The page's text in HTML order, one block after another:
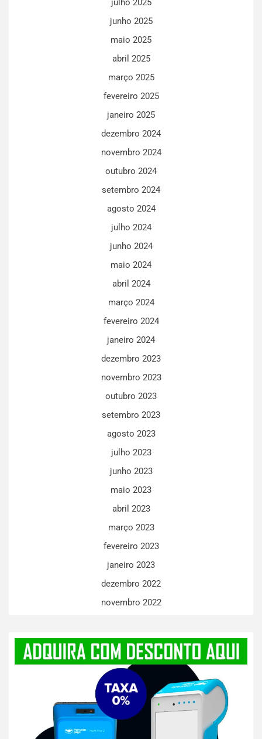
julho 2025
junho 2025
maio 2025
abril 2025
março 2025
fevereiro 2025
janeiro 2025
dezembro 2024
novembro 2024
outubro 2024
setembro 2024
agosto 2024
julho 2024
junho 2024
maio 2024
abril 2024
março 2024
fevereiro 2024
janeiro 2024
dezembro 2023
novembro 2023
outubro 2023
setembro 2023
agosto 2023
julho 2023
junho 2023
maio 2023
abril 2023
março 2023
fevereiro 2023
janeiro 2023
dezembro 2022
novembro 2022